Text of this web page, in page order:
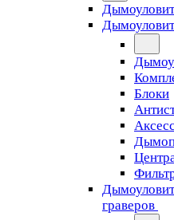
Блоки
граверов